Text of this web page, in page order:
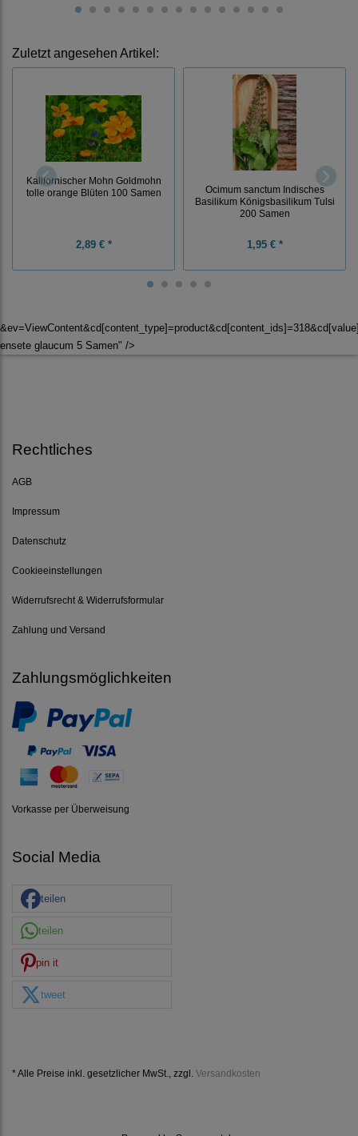
Zuletzt angesehen Artikel:
Kalifornischer Mohn Goldmohn
tolle orange Blüten 100 Samen
2,89 € *
Ocimum sanctum Indisches
Basilikum Königsbasilikum Tulsi
200 Samen
1,95 € *
ensete glaucum 5 Samen" />
Rechtliches
AGB
Impressum
Datenschutz
Cookieeinstellungen
Widerrufsrecht & Widerrufsformular
Zahlung und Versand
Zahlungsmöglichkeiten
Vorkasse per Überweisung
Social Media
teilen
teilen
pin it
tweet
* Alle Preise inkl. gesetzlicher MwSt., zzgl. Versandkosten